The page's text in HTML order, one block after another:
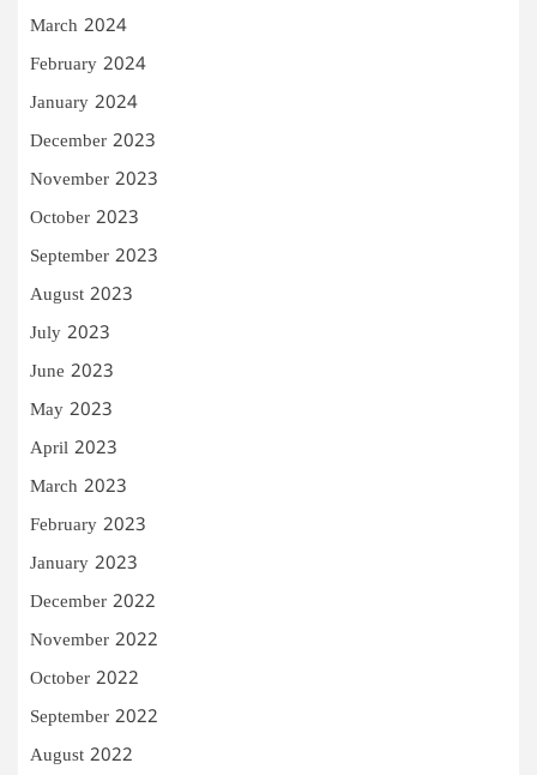
March 2024
February 2024
January 2024
December 2023
November 2023
October 2023
September 2023
August 2023
July 2023
June 2023
May 2023
April 2023
March 2023
February 2023
January 2023
December 2022
November 2022
October 2022
September 2022
August 2022